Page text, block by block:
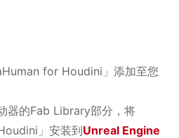
for Houdini」添加至您
器的Fab Library部分，将
」安装到Unreal Engine